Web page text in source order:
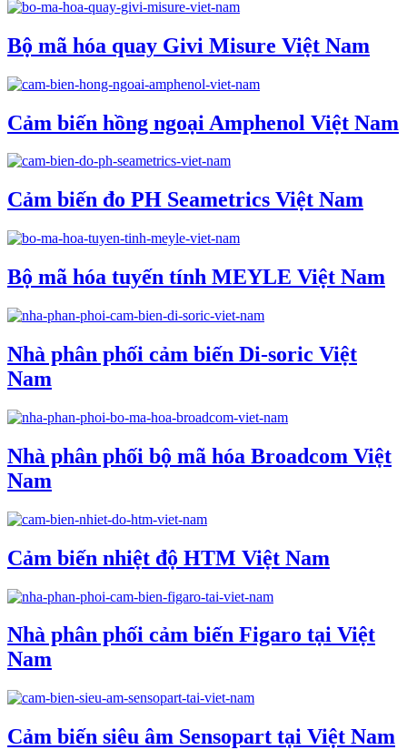
Bộ mã hóa quay Givi Misure Việt Nam
Cảm biến hồng ngoại Amphenol Việt Nam
Cảm biến đo PH Seametrics Việt Nam
Bộ mã hóa tuyến tính MEYLE Việt Nam
Nhà phân phối cảm biến Di-soric Việt
Nam
Nhà phân phối bộ mã hóa Broadcom Việt
Nam
Cảm biến nhiệt độ HTM Việt Nam
Nhà phân phối cảm biến Figaro tại Việt
Nam
Cảm biến siêu âm Sensopart tại Việt Nam